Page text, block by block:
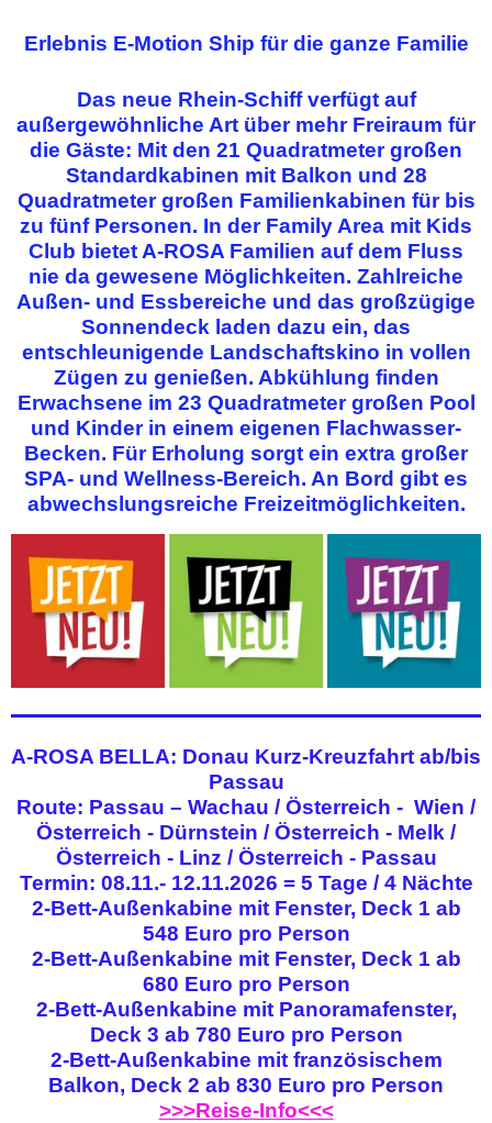
Erlebnis E-Motion Ship für die ganze Familie
Das neue Rhein-Schiff verfügt auf
außergewöhnliche Art über mehr Freiraum für
die Gäste: Mit den 21 Quadratmeter großen
Standardkabinen mit Balkon und 28
Quadratmeter großen Familienkabinen für bis
zu fünf Personen. In der Family Area mit Kids
Club bietet A-ROSA Familien auf dem Fluss
nie da gewesene Möglichkeiten. Zahlreiche
Außen- und Essbereiche und das großzügige
Sonnendeck laden dazu ein, das
entschleunigende Landschaftskino in vollen
Zügen zu genießen. Abkühlung finden
Erwachsene im 23 Quadratmeter großen Pool
und Kinder in einem eigenen Flachwasser-
Becken. Für Erholung sorgt ein extra großer
SPA- und Wellness-Bereich. An Bord gibt es
abwechslungsreiche Freizeitmöglichkeiten.
A-ROSA BELLA: Donau Kurz-Kreuzfahrt ab/bis
Passau
Route: Passau – Wachau / Österreich - Wien /
Österreich - Dürnstein / Österreich - Melk /
Österreich - Linz / Österreich - Passau
Termin: 08.11.- 12.11.2026 = 5 Tage / 4 Nächte
2-Bett-Außenkabine mit Fenster, Deck 1 ab
548 Euro pro Person
2-Bett-Außenkabine mit Fenster, Deck 1 ab
680 Euro pro Person
2-Bett-Außenkabine mit Panoramafenster,
Deck 3 ab 780 Euro pro Person
2-Bett-Außenkabine mit französischem
Balkon, Deck 2 ab 830 Euro pro Person
>>>Reise-Info<<<